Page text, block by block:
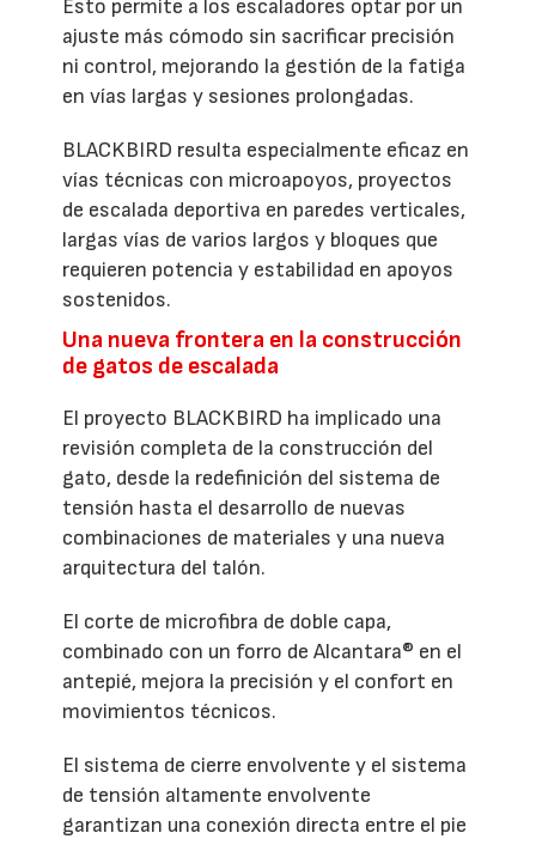
Esto permite a los escaladores optar por un
ajuste más cómodo sin sacrificar precisión
ni control, mejorando la gestión de la fatiga
en vías largas y sesiones prolongadas.
BLACKBIRD resulta especialmente eficaz en
vías técnicas con microapoyos, proyectos
de escalada deportiva en paredes verticales,
largas vías de varios largos y bloques que
requieren potencia y estabilidad en apoyos
sostenidos.
Una nueva frontera en la construcción
de gatos de escalada
El proyecto BLACKBIRD ha implicado una
revisión completa de la construcción del
gato, desde la redefinición del sistema de
tensión hasta el desarrollo de nuevas
combinaciones de materiales y una nueva
arquitectura del talón.
El corte de microfibra de doble capa,
combinado con un forro de Alcantara® en el
antepié, mejora la precisión y el confort en
movimientos técnicos.
El sistema de cierre envolvente y el sistema
de tensión altamente envolvente
garantizan una conexión directa entre el pie